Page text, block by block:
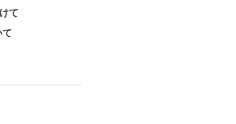
て